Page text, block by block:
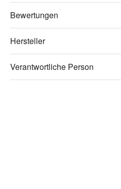
Bewertungen
Hersteller
Verantwortliche Person